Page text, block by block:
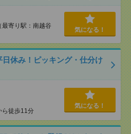
寄り駅：南越谷
気になる！
休み！ピッキング・仕分け
ら徒歩11分
気になる！